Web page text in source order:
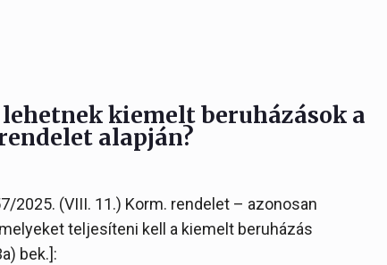
kiemelt beruházások a
alapján?
2025. (VIII. 11.) Korm. rendelet – azonosan
teljesíteni kell a kiemelt beruházás
bek.]: